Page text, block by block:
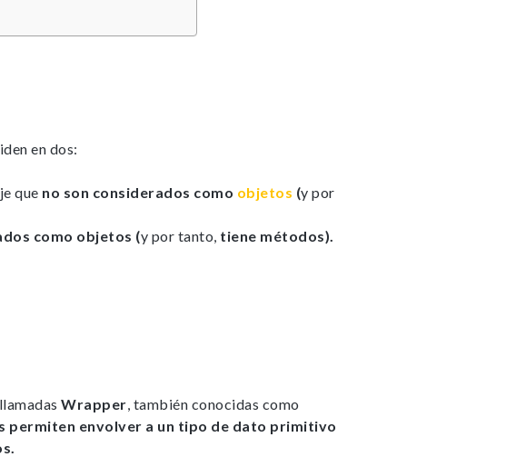
en dos:
que no son considerados como objetos (y por
como objetos (y por tanto, tiene métodos).
Wrapper, también conocidas como
permiten envolver a un tipo de dato primitivo
para que funcione la web
| R3JpZFBh0 |